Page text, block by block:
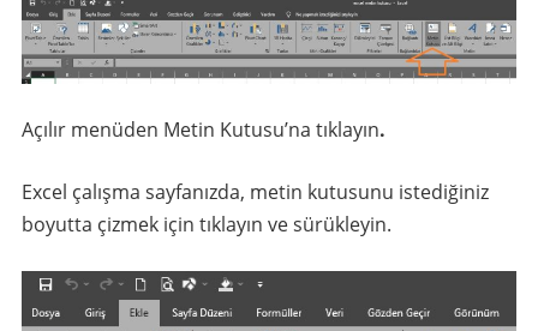
Açılır menüden Metin Kutusu’na tıklayın.
Excel çalışma sayfanızda, metin kutusunu istediğiniz
boyutta çizmek için tıklayın ve sürükleyin.